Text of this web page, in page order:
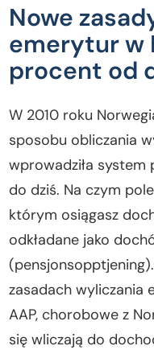
Nowe
emerytur w
procent od
W 2010 roku
sposobu obliczania
wprowadziła
do dziś. Na czym
którym osiągasz
odkładane jako
zasadach wyliczania
AAP, chorobowe z
się wliczają do